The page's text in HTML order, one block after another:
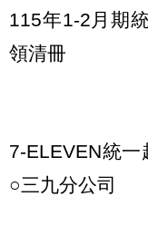
115年1-2月期
領清冊
7-ELEVEN統
○三九分公司